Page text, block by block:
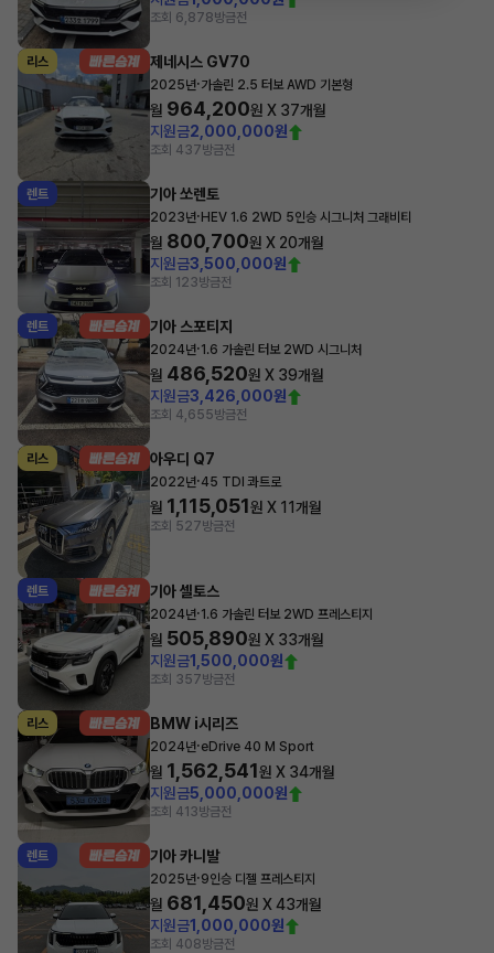
조회 6,878방금전
리스 제네시스 GV70
2025년·가솔린 2.5 터보 AWD 기본형
월 964,200원 X 37개월
지원금2,000,000원
조회 437방금전
렌트 기아 쏘렌토
2023년· HEV 1.6 2WD 5인승 시그니처 그래비티
월 800,700원 X 20개월
지원금3,500,000원
조회 123방금전
렌트 기아 스포티지
2024년·1.6 가솔린 터보 2WD 시그니처
월 486,520원 X 39개월
지원금3,426,000원
조회 4,655방금전
리스 아우디 Q7
2022년·45 TDI 콰트로
월 1,115,051원 X 11개월
조회 527방금전
렌트 기아 셀토스
2024년·1.6 가솔린 터보 2WD 프레스티지
월 505,890원 X 33개월
지원금1,500,000원
조회 357방금전
리스 BMW i시리즈
2024년·eDrive 40 M Sport
월 1,562,541원 X 34개월
지원금5,000,000원
조회 413방금전
렌트 기아 카니발
2025년·9인승 디젤 프레스티지
월 681,450원 X43개월
지원금1,000,000원
조회 408방금전